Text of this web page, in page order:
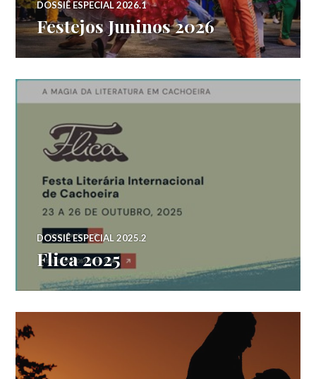
DOSSIÊ ESPECIAL 2026.1
Festejos Juninos 2026
DOSSIÊ ESPECIAL 2025.2
Flica 2025